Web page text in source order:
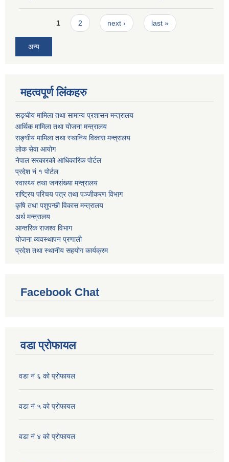
Pages1 2 next › last »
अन्य
महत्वपूर्ण लिंकहरु
सङ्घीय मामिला तथा सामान्य प्रशासन मन्त्रालय
आर्थिक मामिला तथा योजना मन्त्रालय
सङ्घीय मामिला तथा स्थानिय विकास मन्त्रालय
लोक सेवा आयोग
नेपाल सरकारको आधिकारिक पोर्टल
प्रदेश नं १ पोर्टल
स्वास्थ्य तथा जनसंख्या मन्त्रालय
राष्ट्रिय परिचय पत्र तथा पञ्जीकरण विभाग
कृषि तथा पशुपन्छी विकास मन्त्रालय
अर्थ मन्त्रालय
आन्तरिक राजश्व विभाग
योजना व्यवस्थापन प्रणाली
प्रदेश तथा स्थानीय सहयोग कार्यक्रम
Facebook Chat
वडा प्रोफायल
वडा नं ६ को प्रोफायल
वडा नं ५ को प्रोफायल
वडा नं ४ को प्रोफायल